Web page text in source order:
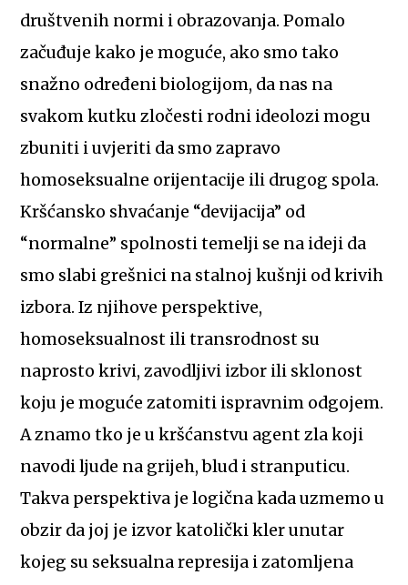
društvenih normi i obrazovanja. Pomalo
začuđuje kako je moguće, ako smo tako
snažno određeni biologijom, da nas na
svakom kutku zločesti rodni ideolozi mogu
zbuniti i uvjeriti da smo zapravo
homoseksualne orijentacije ili drugog spola.
Kršćansko shvaćanje “devijacija” od
“normalne” spolnosti temelji se na ideji da
smo slabi grešnici na stalnoj kušnji od krivih
izbora. Iz njihove perspektive,
homoseksualnost ili transrodnost su
naprosto krivi, zavodljivi izbor ili sklonost
koju je moguće zatomiti ispravnim odgojem.
A znamo tko je u kršćanstvu agent zla koji
navodi ljude na grijeh, blud i stranputicu.
Takva perspektiva je logična kada uzmemo u
obzir da joj je izvor katolički kler unutar
kojeg su seksualna represija i zatomljena